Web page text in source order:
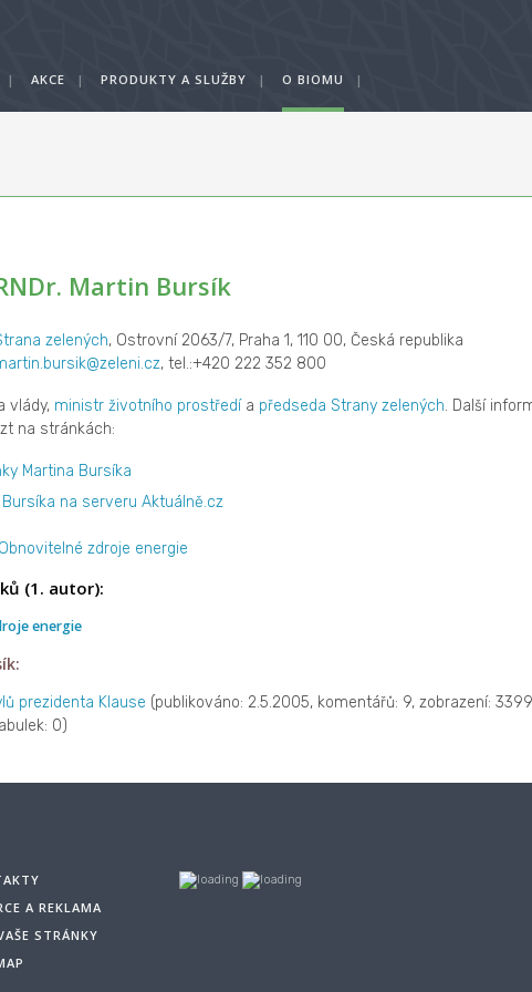
| AKCE | PRODUKTY A SLUŽBY | O BIOMU |
Martin Bursík
zelených, Ostrovní 2063/7, Praha 1, 110 00, Česká republika
, tel.:+420 222 352 800
vlády, ministr životního prostředía předseda Strany zelených. Další
na stránkách:
Martina Bursíka
Bursíka na serveru Aktuálně.cz
Obnovitelné zdroje energie
(1. autor):
energie
prezidenta Klause (publikováno: 2.5.2005, komentářů: 9, zobrazení:
0)
A REKLAMA
STRÁNKY